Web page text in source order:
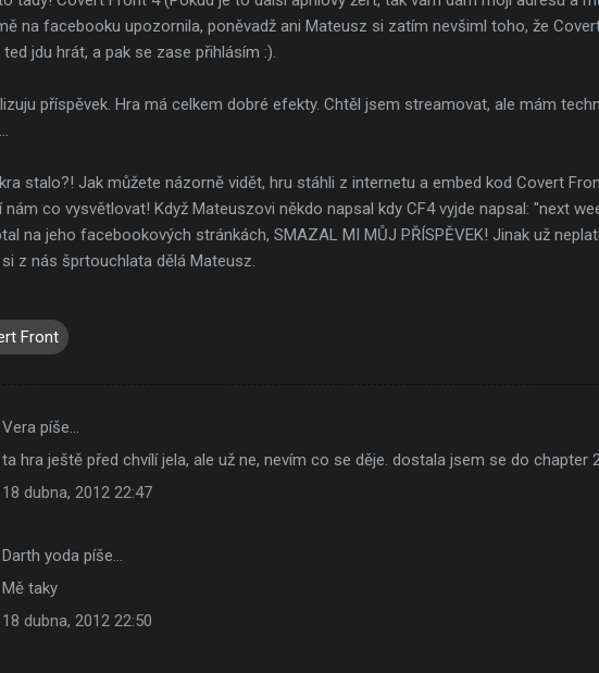
na facebooku upozornila, poněvadž ani Mateusz si zatím nevšiml toho, že
ted jdu hrát, a pak se zase přihlásím :).
příspěvek. Hra má celkem dobré efekty. Chtěl jsem streamovat, ale mám
stalo?! Jak můžete názorně vidět, hru stáhli z internetu a embed kod Covert
nám co vysvětlovat! Když Mateuszovi někdo napsal kdy CF4 vyjde napsal: "next
na jeho facebookových stránkách, SMAZAL MI MŮJ PŘÍSPĚVEK! Jinak už
z nás šprtouchlata dělá Mateusz.
Front
Vera píše…
ta hra ještě před chvílí jela, ale už ne, nevím co se děje. dostala jsem se do chapter
18 dubna, 2012 22:47
Darth yoda píše…
Mě taky
18 dubna, 2012 22:50